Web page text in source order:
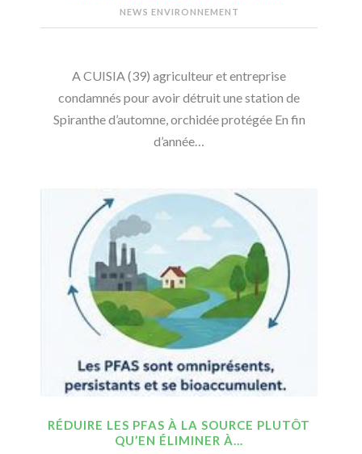
NEWS ENVIRONNEMENT
A CUISIA (39) agriculteur et entreprise
condamnés pour avoir détruit une station de
Spiranthe d’automne, orchidée protégée En fin
d’année…
RÉDUIRE LES PFAS À LA SOURCE PLUTÔT
QU’EN ÉLIMINER À…